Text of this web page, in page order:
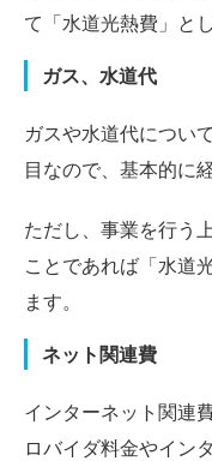
て「水道光熱費」と
ガス、水道代
ガスや水道代につい
目なので、基本的に
ただし、事業を行う
ことであれば「水道
ます。
ネット関連費
インターネット関連
ロバイダ料金やイン